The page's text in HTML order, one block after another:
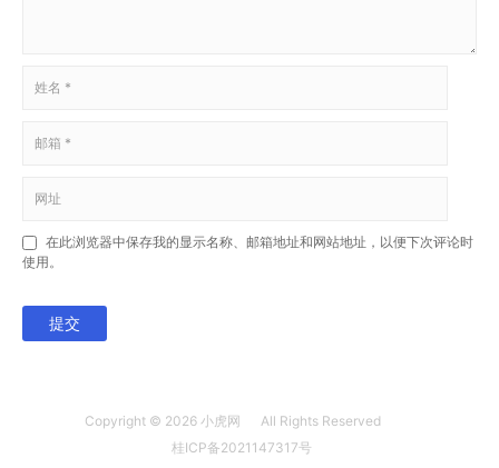
在此浏览器中保存我的显示名称、邮箱地址和网站地址，以便下次评论时
使用。
提交
Copyright © 2026 小虎网
All Rights Reserved
桂ICP备2021147317号